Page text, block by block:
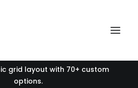
grid layout with 70+ custom
options.